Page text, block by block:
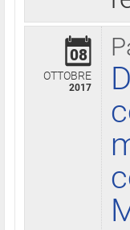
08
OTTOBRE
2017